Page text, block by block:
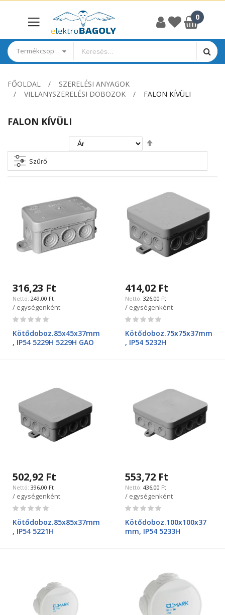
Termékcsoportok
FŐOLDAL
SZERELÉSI ANYAGOK
VILLANYSZERELÉSI DOBOZOK
FALON KÍVÜLI
FALON KÍVÜLI
irány
Szűrő
316,23 Ft
249,00 Ft
/ egységenként
Rating:
Kötődoboz.85x45x37mm
, IP54 5229H 5229H GAO
414,02 Ft
326,00 Ft
/ egységenként
Rating:
Kötődoboz.75x75x37mm
, IP54 5232H
502,92 Ft
396,00 Ft
/ egységenként
Rating:
Kötődoboz.85x85x37mm
, IP54 5221H
553,72 Ft
436,00 Ft
/ egységenként
Rating:
Kötődoboz.100x100x37
mm, IP54 5233H